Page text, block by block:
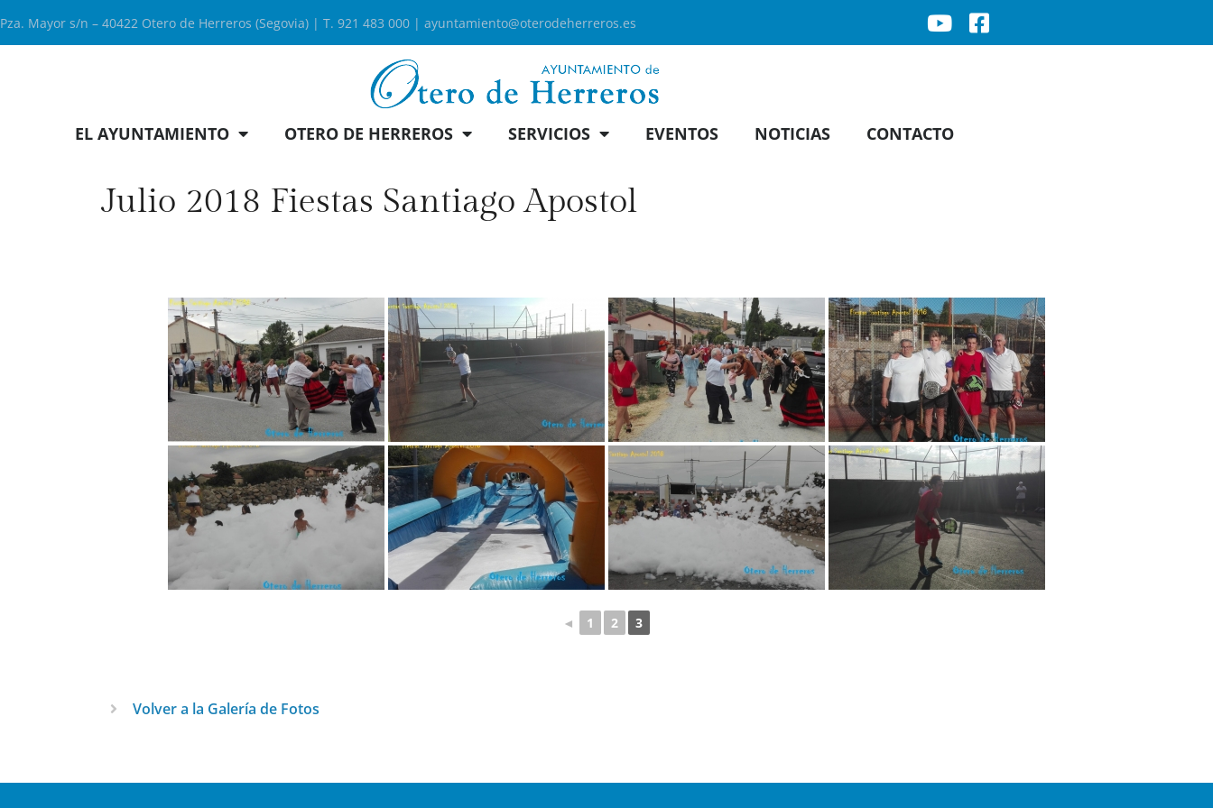
Pza. Mayor s/n – 40422 Otero de Herreros (Segovia) | T. 921 483 000 | ayuntamiento@oterodeherreros.es
EL AYUNTAMIENTO OTERO DE HERREROS SERVICIOS EVENTOS NOTICIAS CONTACTO
Julio 2018 Fiestas Santiago Apostol
◄ 1 2 3
Volver a la Galería de Fotos